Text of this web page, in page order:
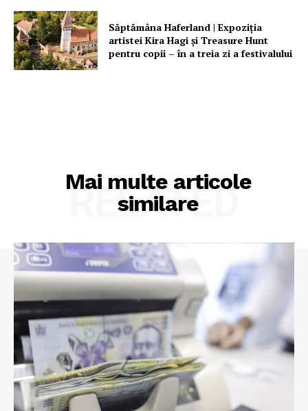
Săptămâna Haferland | Expoziţia
artistei Kira Hagi şi Treasure Hunt
pentru copii – în a treia zi a festivalului
Mai multe articole
similare
RELATED